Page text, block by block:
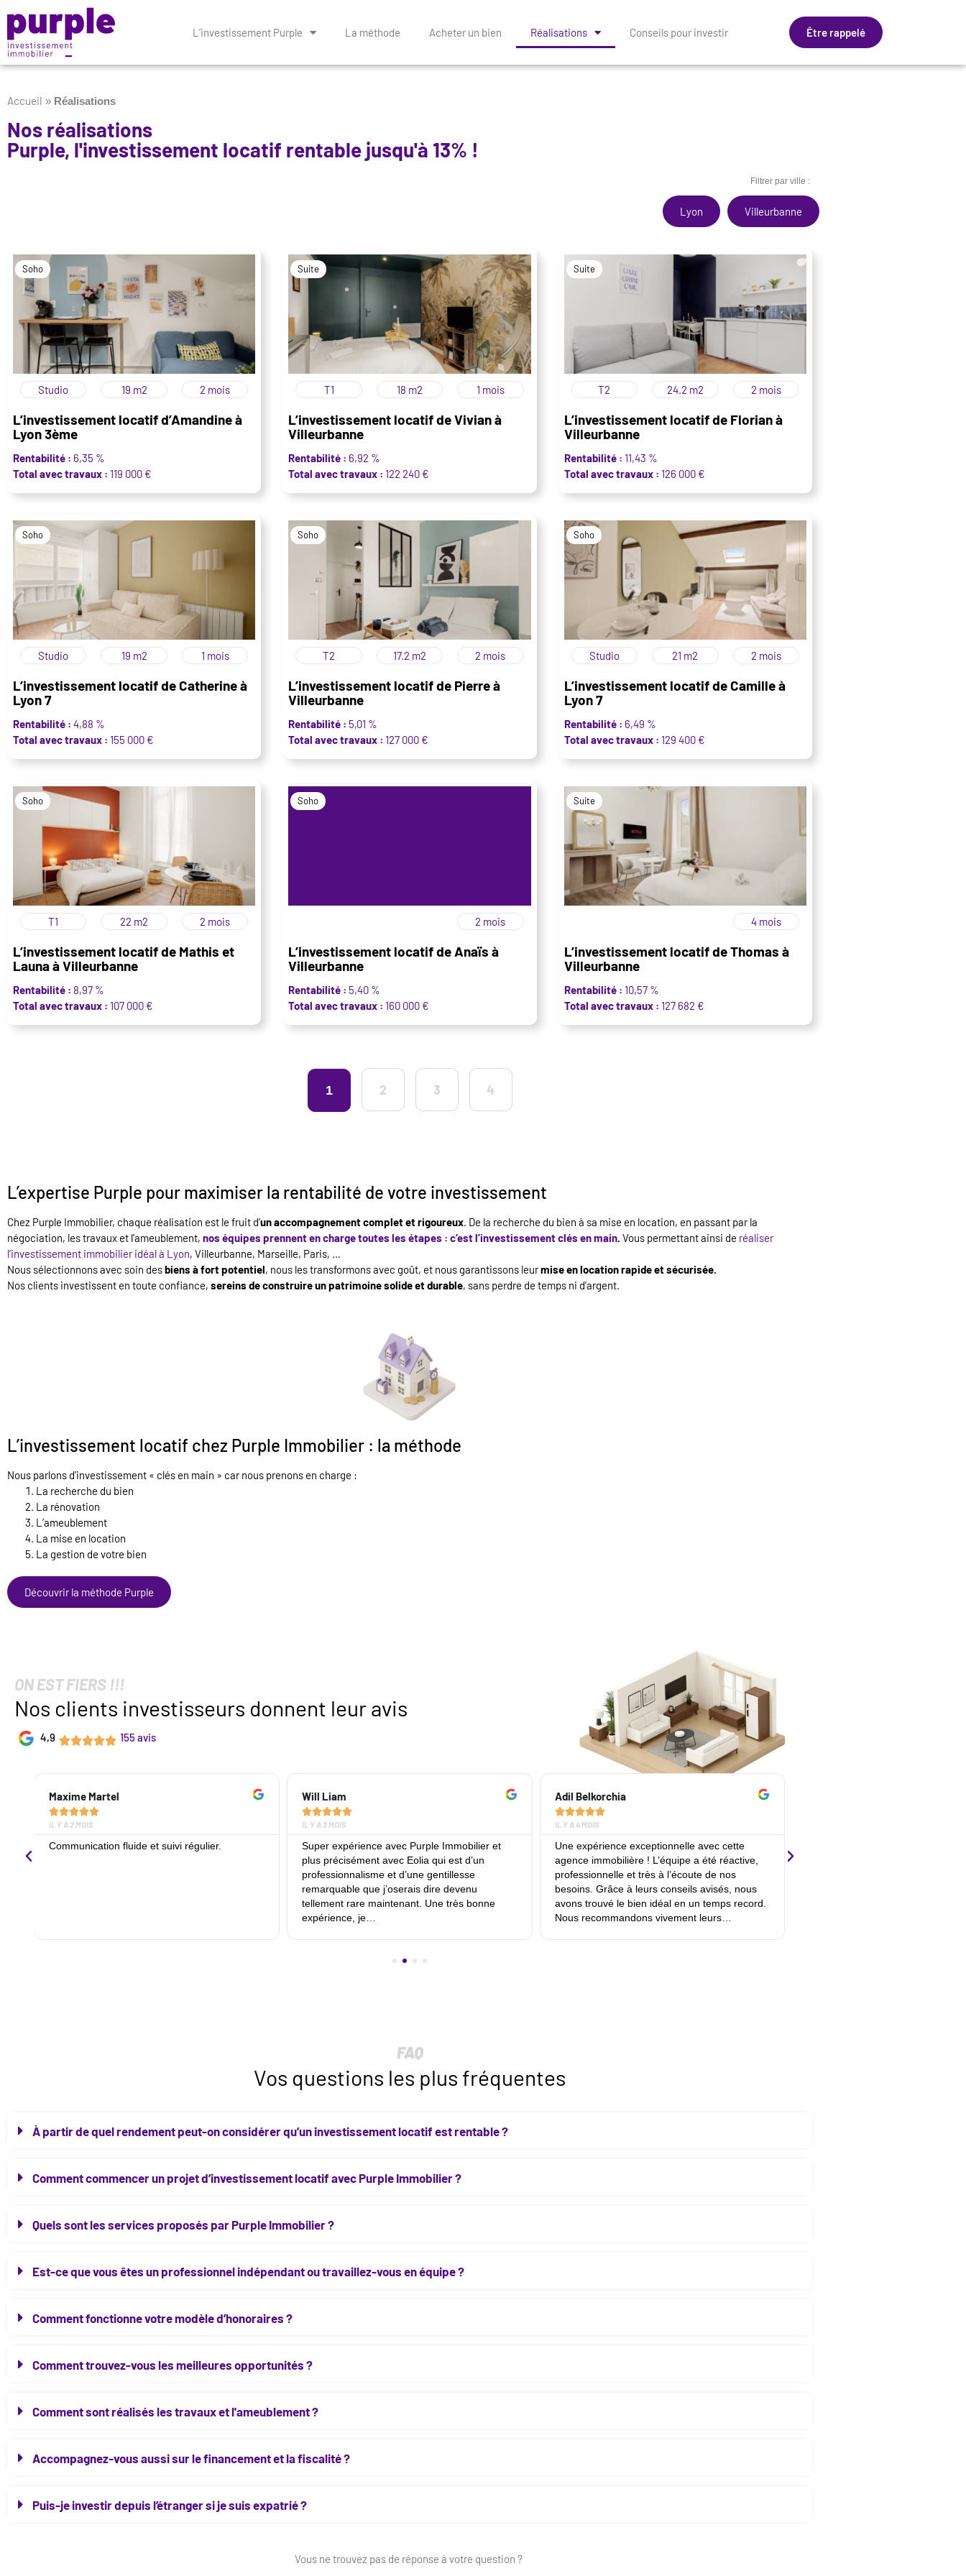
L’investissement Purple La méthode Acheter un bien Réalisations Conseils pour investir Être rappelé
Accueil » Réalisations
Nos réalisations
Purple, l'investissement locatif rentable jusqu'à 13% !
Filtrer par ville :
Lyon Villeurbanne
Soho
Studio 19 m2 2 mois
L’investissement locatif d’Amandine à
Lyon 3ème
Rentabilité : 6,35 %
Total avec travaux : 119 000 €
Suite
T1 18 m2 1 mois
L’investissement locatif de Vivian à
Villeurbanne
Rentabilité : 6,92 %
Total avec travaux : 122 240 €
Suite
T2 24.2 m2 2 mois
L’investissement locatif de Florian à
Villeurbanne
Rentabilité : 11,43 %
Total avec travaux : 126 000 €
Soho
Studio 19 m2 1 mois
L’investissement locatif de Catherine à
Lyon 7
Rentabilité : 4,88 %
Total avec travaux : 155 000 €
Soho
T2 17.2 m2 2 mois
L’investissement locatif de Pierre à
Villeurbanne
Rentabilité : 5,01 %
Total avec travaux : 127 000 €
Soho
Studio 21 m2 2 mois
L’investissement locatif de Camille à
Lyon 7
Rentabilité : 6,49 %
Total avec travaux : 129 400 €
Soho
T1 22 m2 2 mois
L’investissement locatif de Mathis et
Launa à Villeurbanne
Rentabilité : 8,97 %
Total avec travaux : 107 000 €
Soho
2 mois
L’investissement locatif de Anaïs à
Villeurbanne
Rentabilité : 5,40 %
Total avec travaux : 160 000 €
Suite
4 mois
L’investissement locatif de Thomas à
Villeurbanne
Rentabilité : 10,57 %
Total avec travaux : 127 682 €
1 2 3 4
L’expertise Purple pour maximiser la rentabilité de votre investissement
Chez Purple Immobilier, chaque réalisation est le fruit d’un accompagnement complet et rigoureux. De la recherche du bien à sa mise en location, en passant par la
négociation, les travaux et l’ameublement, nos équipes prennent en charge toutes les étapes : c’est l’investissement clés en main. Vous permettant ainsi de réaliser
l’investissement immobilier idéal à Lyon, Villeurbanne, Marseille, Paris, …
Nous sélectionnons avec soin desbiens à fort potentiel, nous les transformons avec goût, et nous garantissons leurmise en location rapide et sécurisée.
Nos clients investissent en toute confiance, sereins de construire un patrimoine solide et durable, sans perdre de temps ni d’argent.
L’investissement locatif chez Purple Immobilier : la méthode
Nous parlons d’investissement « clés en main » car nous prenons en charge :
La recherche du bien
La rénovation
L’ameublement
La mise en location
La gestion de votre bien
Découvrir la méthode Purple
ON EST FIERS !!!
Nos clients investisseurs donnent leur avis
4,9 155 avis
Maxime Martel

IL Y A 2 MOIS
Communication fluide et suivi régulier.
Will Liam

IL Y A 3 MOIS
Super expérience avec Purple Immobilier et
plus précisément avec Eolia qui est d’un
professionnalisme et d’une gentillesse
remarquable que j’oserais dire devenu
tellement rare maintenant. Une très bonne
expérience, je…
Adil Belkorchia

IL Y A 4 MOIS
Une expérience exceptionnelle avec cette
agence immobilière ! L’équipe a été réactive,
professionnelle et très à l’écoute de nos
besoins. Grâce à leurs conseils avisés, nous
avons trouvé le bien idéal en un temps record.
Nous recommandons vivement leurs…
FAQ
Vos questions les plus fréquentes
À partir de quel rendement peut-on considérer qu’un investissement locatif est rentable ?
Comment commencer un projet d’investissement locatif avec Purple Immobilier ?
Quels sont les services proposés par Purple Immobilier ?
Est-ce que vous êtes un professionnel indépendant ou travaillez-vous en équipe ?
Comment fonctionne votre modèle d’honoraires ?
Comment trouvez-vous les meilleures opportunités ?
Comment sont réalisés les travaux et l'ameublement ?
Accompagnez-vous aussi sur le financement et la fiscalité ?
Puis-je investir depuis l’étranger si je suis expatrié ?
Vous ne trouvez pas de réponse à votre question ?